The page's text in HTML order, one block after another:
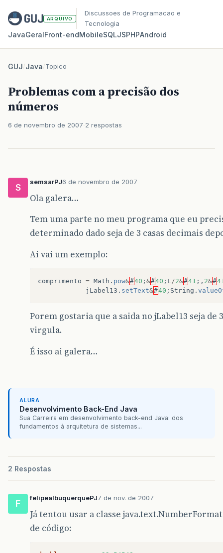
ARQUIVO
Discussoes de Programacao e
Tecnologia
JavaGeralFront‑endMobileSQLJSPHPAndroid
GUJ/Java/Topico
Problemas com a precisão dos
números
6 de novembro de 2007 2 respostas
S
semsarPJ6 de novembro de 2007
Ola galera…
Tem uma parte no meu programa que eu
determinado dado seja de 3 casas decimais
Ai vai um exemplo:
comprimento = Math . pow&#40 ; &#40 ; L/2&#41 ;, 2&#
jLabel13 . setText&#40 ; String .
Porem gostaria que a saida no jLabel13 seja de
virgula.
É isso ai galera…
ALURA
Desenvolvimento Back-End Java
Sua Carreira em desenvolvimento back-end Java: dos
fundamentos à arquitetura de sistemas...
2 Respostas
F
felipealbuquerquePJ7 de nov. de 2007
Já tentou usar a classe
de código: